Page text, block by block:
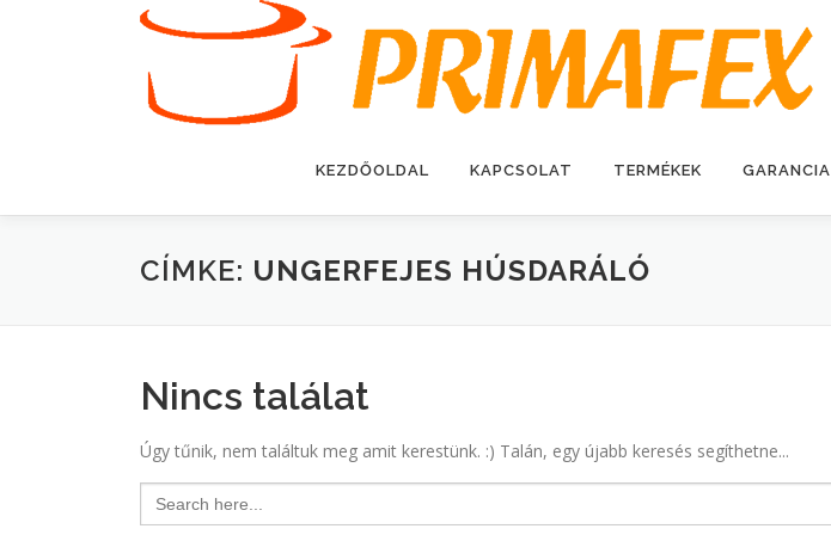
KEZDŐOLDAL KAPCSOLAT TERMÉKEK GARANCIA
CÍMKE: UNGERFEJES HÚSDARÁLÓ
Nincs találat
Úgy tűnik, nem találtuk meg amit kerestünk. :) Talán, egy újabb keresés segíthetne...
Search
for: